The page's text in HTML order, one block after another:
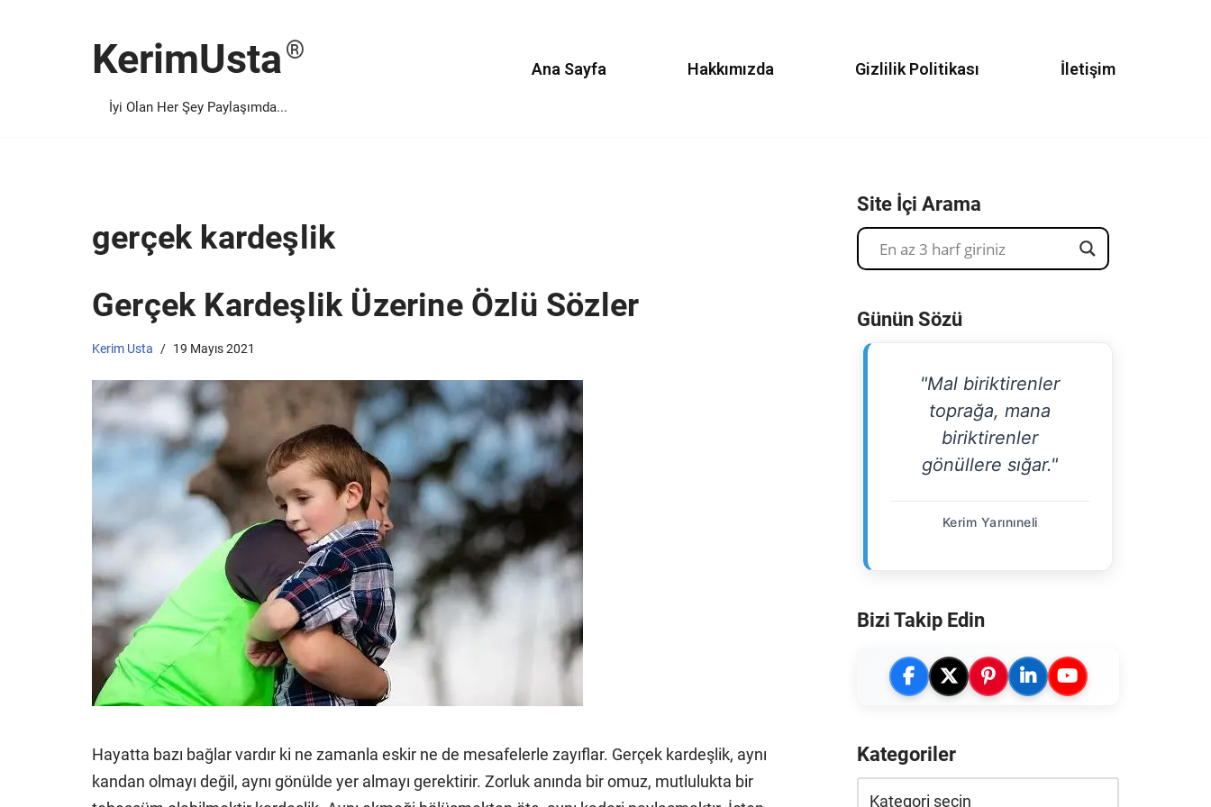
KerimUsta
İyi Olan Her Şey Paylaşımda...
Ana Sayfa Hakkımızda Gizlilik Politikası İletişim
gerçek kardeşlik
Gerçek Kardeşlik Üzerine Özlü Sözler
Kerim Usta 19 Mayıs 2021
Hayatta bazı bağlar vardır ki ne zamanla eskir ne de mesafelerle zayıflar. Gerçek kardeşlik, aynı
kandan olmayı değil, aynı gönülde yer almayı gerektirir. Zorluk anında bir omuz, mutlulukta bir
Site İçi Arama
Günün Sözü
"Mal biriktirenler
toprağa, mana
biriktirenler
gönüllere sığar."
Kerim Yarınıneli
Bizi Takip Edin
Kategoriler